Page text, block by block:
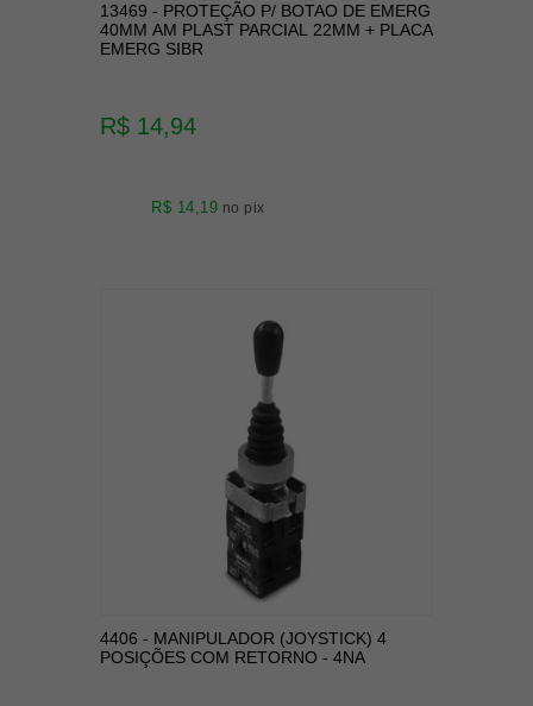
13469 - PROTEÇÃO P/ BOTAO DE EMERG
40MM AM PLAST PARCIAL 22MM + PLACA
EMERG SIBR
R$ 14,94
R$ 14,19 no pix
4406 - MANIPULADOR (JOYSTICK) 4
POSIÇÕES COM RETORNO - 4NA